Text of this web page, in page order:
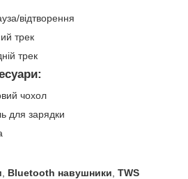
відтворення
трек
трек
чохол
для зарядки
Bluetooth навушники TWS